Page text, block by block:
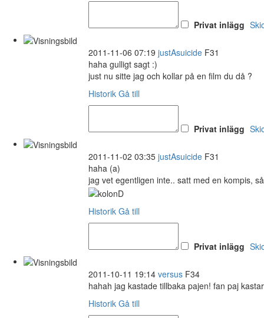
Privat inlägg
2011-11-06 07:19 justAsuicide F31
haha gulligt sagt :)
just nu sitte jag och kollar på en film du då ?
Historik Gå till
Privat inlägg
2011-11-02 03:35 justAsuicide F31
haha (a)
jag vet egentligen inte.. satt med en kompis,
Historik Gå till
Privat inlägg
2011-10-11 19:14 versus F34
hahah jag kastade tillbaka pajen! fan paj
Historik Gå till